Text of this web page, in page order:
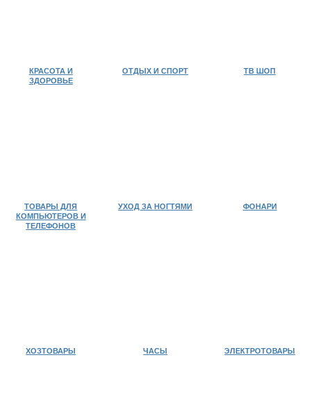
КРАСОТА И
ЗДОРОВЬЕ
ОТДЫХ И СПОРТ ТВ ШОП
ТОВАРЫ ДЛЯ
КОМПЬЮТЕРОВ И
ТЕЛЕФОНОВ
УХОД ЗА НОГТЯМИ ФОНАРИ
ХОЗТОВАРЫ ЧАСЫ ЭЛЕКТРОТОВАРЫ